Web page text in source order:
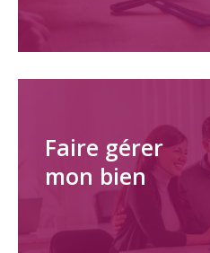
Faire gérer
mon bien